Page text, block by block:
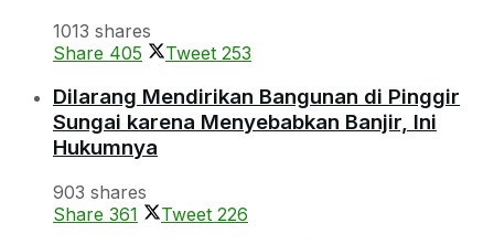
1013 shares
Share 405 Tweet 253
Dilarang Mendirikan Bangunan di Pinggir
Sungai karena Menyebabkan Banjir, Ini
Hukumnya
903 shares
Share 361 Tweet 226